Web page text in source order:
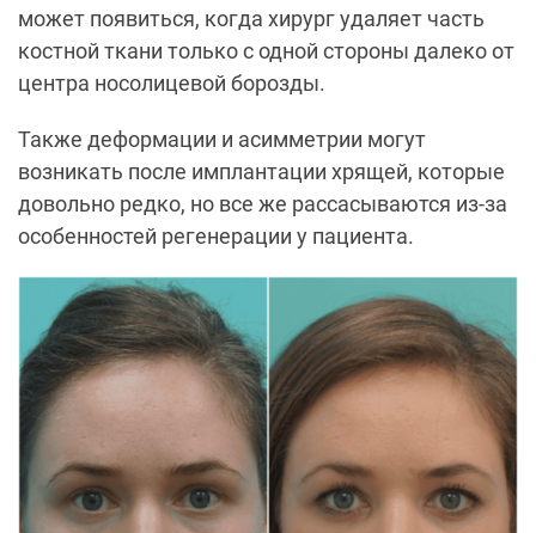
может появиться, когда хирург удаляет часть
костной ткани только с одной стороны далеко от
центра носолицевой борозды.
Также деформации и асимметрии могут
возникать после имплантации хрящей, которые
довольно редко, но все же рассасываются из-за
особенностей регенерации у пациента.